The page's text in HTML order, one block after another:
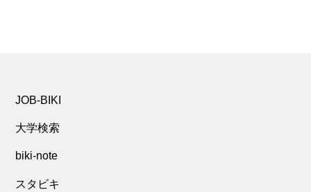
JOB-BIKI
大学検索
biki-note
スタビキ